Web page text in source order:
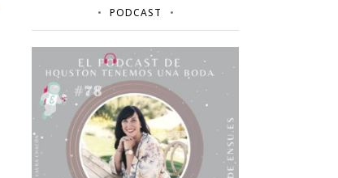
PODCAST